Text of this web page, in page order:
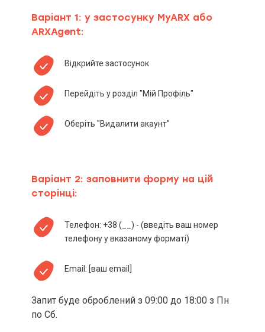
Варіант 1: у застосунку MyARX або
ARXAgent:
Відкрийте застосунок
Перейдіть у розділ "Мій Профіль"
Оберіть "Видалити акаунт"
Варіант 2: заповнити форму на цій
сторінці:
Телефон: +38 (__) - (введіть ваш номер
телефону у вказаному форматі)
Email: [ваш email]
Запит буде оброблений з 09:00 до 18:00 з Пн
по Сб.